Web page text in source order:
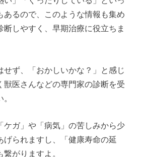
あるので、このような情報も集め
断しやすく、早期治療に役立ちま
せず、「おかしいかな？」と感じ
獣医さんなどの専門家の診断を受
ケガ」や「病気」の苦しみから少
げられますし、「健康寿命の延
がりますよ。